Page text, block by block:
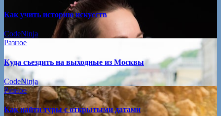
Как учить историю искусств
CodeNinja
Разное
Куда съездить на выходные из Москвы
CodeNinja
Разное
Как найти туры с открытыми датами